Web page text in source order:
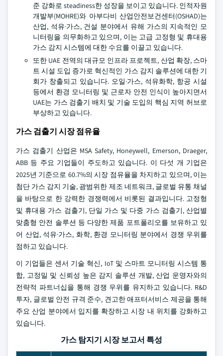
준 강화로 steadiness한 성장을 보이고 있습니다. 인적자원
개발부(MOHRE)와 아부다비 산업안전보건센터(OSHAD)는
산업, 석유·가스, 건설 분야에서 유해 가스의 지속적인 모
니터링을 의무화하고 있으며, 이는 고급 고정형 및 휴대용
가스 감지 시스템에 대한 수요를 이끌고 있습니다.
또한 UAE 전역의 대규모 인프라 프로젝트, 산업 확장, 스마
트 시설 도입 증가로 혁신적인 가스 감지 솔루션에 대한 기
회가 창출되고 있습니다. 오일·가스, 석유화학, 항공 시설
등에서 환경 모니터링 및 근로자 안전 인식이 높아지면서
UAE는 가스 검출기 배치 및 기술 도입의 핵심 지역 허브로
부상하고 있습니다.
가스 검출기 시장 점유율
가스 검출기 산업은 MSA Safety, Honeywell, Emerson, Draeger,
ABB 등 주요 기업들이 주도하고 있습니다. 이 다섯 개 기업은
2025년 기준으로 60.7%의 시장 점유율을 차지하고 있으며, 이는
첨단 가스 감지 기술, 광범위한 제조 네트워크, 글로벌 유통 채널
을 바탕으로 한 강력한 경쟁력에서 비롯된 결과입니다. 고정형
및 휴대용 가스 검출기, 단일 가스 및 다중 가스 검출기, 산업별
맞춤형 안전 솔루션 등 다양한 제품 포트폴리오를 보유하고 있
어 산업, 석유·가스, 화학, 환경 모니터링 분야에서 경쟁 우위를
점하고 있습니다.
이 기업들은 센서 기술 혁신, IoT 및 스마트 모니터링 시스템 통
합, 고정밀 및 신뢰성 높은 감지 솔루션 개발, 산업 운영자와의
전략적 파트너십을 통해 경쟁 우위를 유지하고 있습니다. R&D
투자, 글로벌 안전 규격 준수, 견고한 애프터서비스 제공을 통해
주요 산업 분야에서 입지를 확장하고 시장 내 위치를 강화하고
있습니다.
가스 탐지기 시장 보고서 특성